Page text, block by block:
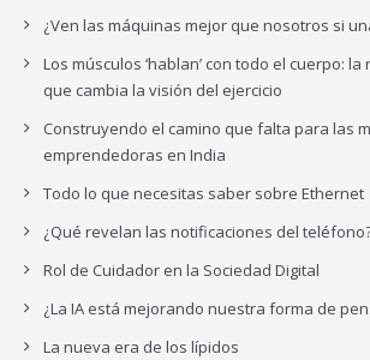
¿Ven las máquinas mejor que nosotros si
Los músculos ‘hablan’ con todo el cuerpo:
que cambia la visión del ejercicio
Construyendo el camino que falta para las
emprendedoras en India
Todo lo que necesitas saber sobre Ethernet
¿Qué revelan las notificaciones del
Rol de Cuidador en la Sociedad Digital
¿La IA está mejorando nuestra forma de
La nueva era de los lípidos